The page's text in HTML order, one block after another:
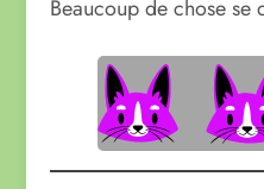
Beaucoup de chose se